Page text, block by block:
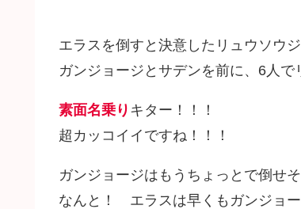
エラスを倒すと決意したリュウソウ
ガンジョージとサデンを前に、6人で
素面名乗り キター！！！
超カッコイイですね！！！
ガンジョージはもうちょっとで倒せ
なんと！ エラスは早くもガンジョー